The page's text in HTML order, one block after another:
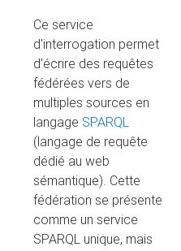
Ce service
d'interrogation permet
d'écrire des requêtes
fédérées vers de
multiples sources en
langage SPARQL
(langage de requête
dédié au web
sémantique). Cette
fédération se présente
comme un service
SPARQL unique, mais